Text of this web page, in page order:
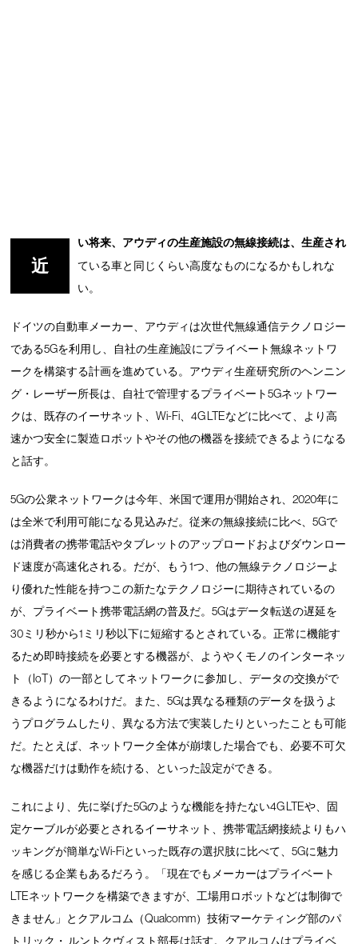
近
い将来、アウディの生産施設の無線接続は、生産され
ている車と同じくらい高度なものになるかもしれな
い。
ドイツの自動車メーカー、アウディは次世代無線通信テクノロジー
である5Gを利用し、自社の生産施設にプライベート無線ネットワ
ークを構築する計画を進めている。アウディ生産研究所のヘンニン
グ・レーザー所長は、自社で管理するプライベート5Gネットワー
クは、既存のイーサネット、Wi-Fi、4G LTEなどに比べて、より高
速かつ安全に製造ロボットやその他の機器を接続できるようになる
と話す。
5Gの公衆ネットワークは今年、米国で運用が開始され、2020年に
は全米で利用可能になる見込みだ。従来の無線接続に比べ、5Gで
は消費者の携帯電話やタブレットのアップロードおよびダウンロー
ド速度が高速化される。だが、もう1つ、他の無線テクノロジーよ
り優れた性能を持つこの新たなテクノロジーに期待されているの
が、プライベート携帯電話網の普及だ。5Gはデータ転送の遅延を
30ミリ秒から1ミリ秒以下に短縮するとされている。正常に機能す
るため即時接続を必要とする機器が、ようやくモノのインターネッ
ト（IoT）の一部としてネットワークに参加し、データの交換がで
きるようになるわけだ。また、5Gは異なる種類のデータを扱うよ
うプログラムしたり、異なる方法で実装したりといったことも可能
だ。たとえば、ネットワーク全体が崩壊した場合でも、必要不可欠
な機器だけは動作を続ける、といった設定ができる。
これにより、先に挙げた5Gのような機能を持たない4G LTEや、固
定ケーブルが必要とされるイーサネット、携帯電話網接続よりもハ
ッキングが簡単なWi-Fiといった既存の選択肢に比べて、5Gに魅力
を感じる企業もあるだろう。「現在でもメーカーはプライベート
LTEネットワークを構築できますが、工場用ロボットなどは制御で
きません」とクアルコム（Qualcomm）技術マーケティング部のパ
トリック・ ルントクヴィスト部長は話す。クアルコムはプライベ